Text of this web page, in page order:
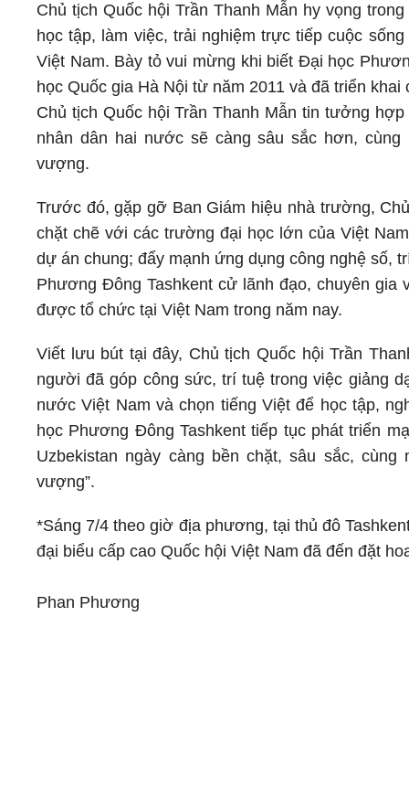
Chủ tịch Quốc hội Trần Thanh Mẫn hy vọng
học tập, làm việc, trải nghiệm trực tiếp cuộc
Việt Nam. Bày tỏ vui mừng khi biết Đại học
học Quốc gia Hà Nội từ năm 2011 và đã triển
Chủ tịch Quốc hội Trần Thanh Mẫn tin tưởng
nhân dân hai nước sẽ càng sâu sắc hơn,
vượng.
Trước đó, gặp gỡ Ban Giám hiệu nhà trường,
chặt chẽ với các trường đại học lớn của Việt
dự án chung; đẩy mạnh ứng dụng công nghệ số,
Phương Đông Tashkent cử lãnh đạo, chuyên
được tổ chức tại Việt Nam trong năm nay.
Viết lưu bút tại đây, Chủ tịch Quốc hội Trần
người đã góp công sức, trí tuệ trong việc giảng
nước Việt Nam và chọn tiếng Việt để học tập,
học Phương Đông Tashkent tiếp tục phát triển
Uzbekistan ngày càng bền chặt, sâu sắc,
vượng”.
*Sáng 7/4 theo giờ địa phương, tại thủ đô
đại biểu cấp cao Quốc hội Việt Nam đã đến đặt
Phan Phương